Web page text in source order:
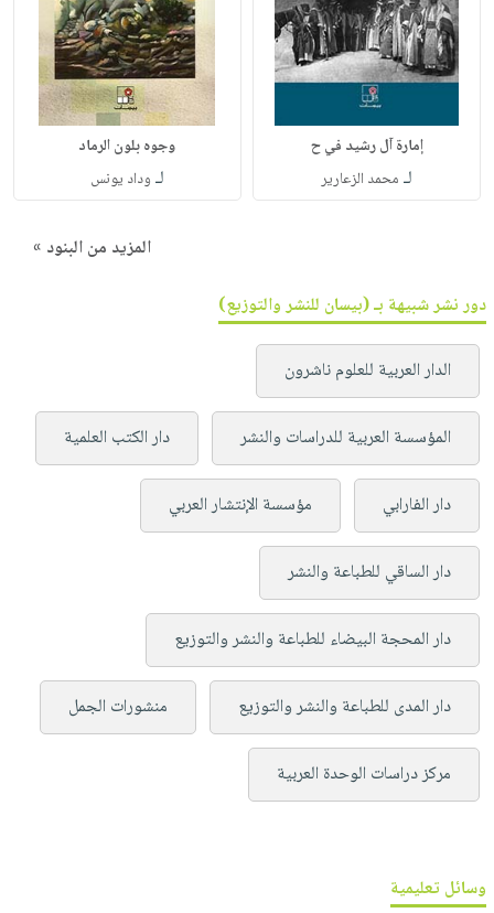
إمارة آل رشيد في ح
لـ محمد الزعارير
وجوه بلون الرماد
لـ وداد يونس
المزيد من البنود »
دور نشر شبيهة بـ (بيسان للنشر والتوزيع)
الدار العربية للعلوم ناشرون
المؤسسة العربية للدراسات والنشر دار الكتب العلمية
دار الفارابي مؤسسة الإنتشار العربي
دار الساقي للطباعة والنشر
دار المحجة البيضاء للطباعة والنشر والتوزيع
دار المدى للطباعة والنشر والتوزيع منشورات الجمل
مركز دراسات الوحدة العربية
وسائل تعليمية